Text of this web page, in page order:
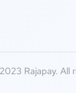
Rajapay. All